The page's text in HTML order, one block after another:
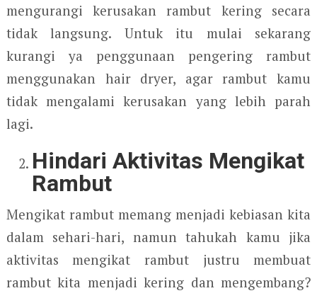
mengurangi kerusakan rambut kering secara
tidak langsung. Untuk itu mulai sekarang
kurangi ya penggunaan pengering rambut
menggunakan hair dryer, agar rambut kamu
tidak mengalami kerusakan yang lebih parah
lagi.
Hindari Aktivitas Mengikat
Rambut
Mengikat rambut memang menjadi kebiasan kita
dalam sehari-hari, namun tahukah kamu jika
aktivitas mengikat rambut justru membuat
rambut kita menjadi kering dan mengembang?